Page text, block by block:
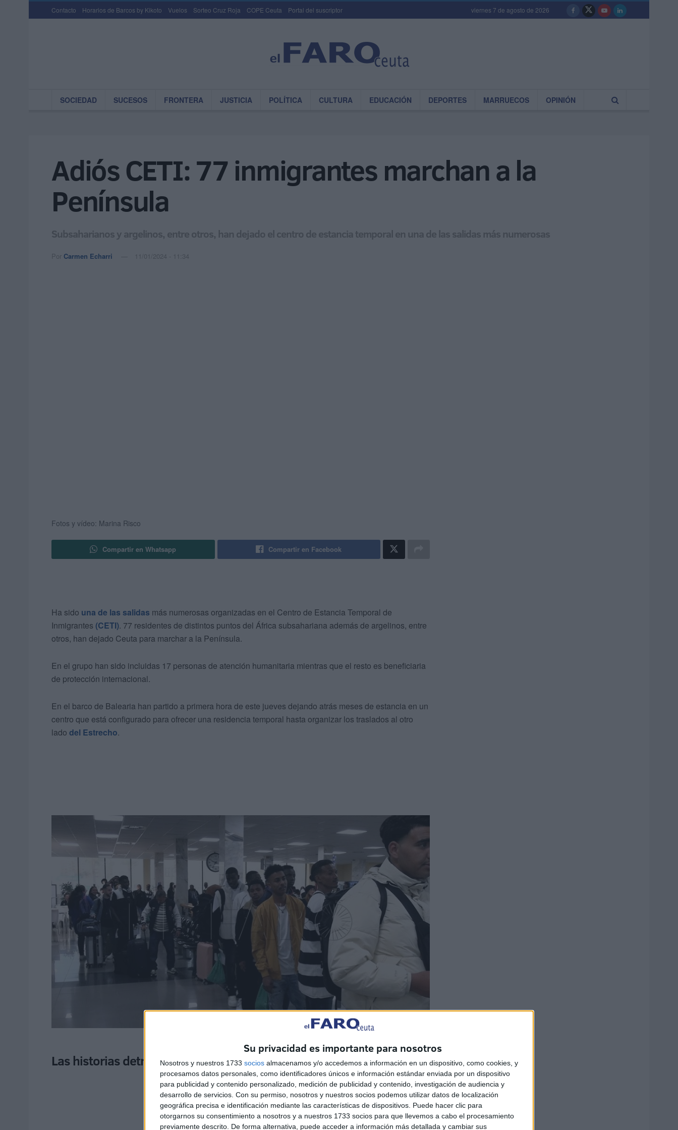
Su privacidad es importante para nosotros
Nosotros y nuestros 1733 socios almacenamos y/o accedemos a información en un dispositivo, como cookies, y
procesamos datos personales, como identificadores únicos e información estándar enviada por un dispositivo
para publicidad y contenido personalizado, medición de publicidad y contenido, investigación de audiencia y
desarrollo de servicios. Con su permiso, nosotros y nuestros socios podemos utilizar datos de localización
geográfica precisa e identificación mediante las características de dispositivos. Puede hacer clic para
otorgarnos su consentimiento a nosotros y a nuestros 1733 socios para que llevemos a cabo el procesamiento
previamente descrito. De forma alternativa, puede acceder a información más detallada y cambiar sus
Contacto Horarios de Barcos by Kikoto Vuelos Sorteo Cruz Roja COPE Ceuta Portal del suscriptor viernes 7 de agosto de 2026
SOCIEDAD SUCESOS FRONTERA JUSTICIA POLÍTICA CULTURA EDUCACIÓN DEPORTES MARRUECOS OPINIÓN
Adiós CETI: 77 inmigrantes marchan a la
Península
Subsaharianos y argelinos, entre otros, han dejado el centro de estancia temporal en una de las salidas más numerosas
Por Carmen Echarri 11/01/2024 - 11:34
Fotos y vídeo: Marina Risco
Compartir en Whatsapp Compartir en Facebook
Ha sido una de las salidas más numerosas organizadas en el Centro de Estancia Temporal de
Inmigrantes (CETI). 77 residentes de distintos puntos del África subsahariana además de argelinos, entre
otros, han dejado Ceuta para marchar a la Península.
En el grupo han sido incluidas 17 personas de atención humanitaria mientras que el resto es beneficiaria
de protección internacional.
En el barco de Balearia han partido a primera hora de este jueves dejando atrás meses de estancia en un
centro que está configurado para ofrecer una residencia temporal hasta organizar los traslados al otro
lado del Estrecho.
Las historias detrás de las personas